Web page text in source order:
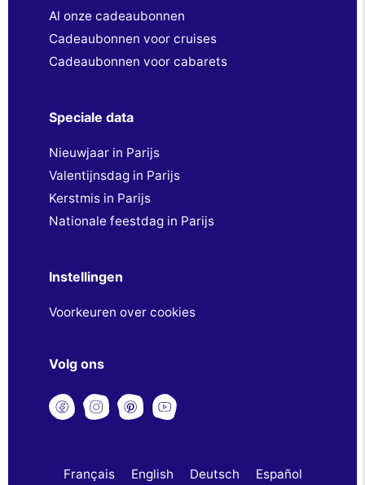
Al onze cadeaubonnen
Cadeaubonnen voor cruises
Cadeaubonnen voor cabarets
Speciale data
Nieuwjaar in Parijs
Valentijnsdag in Parijs
Kerstmis in Parijs
Nationale feestdag in Parijs
Instellingen
Voorkeuren over cookies
Volg ons
Français English Deutsch Español